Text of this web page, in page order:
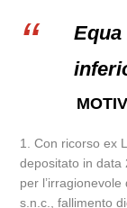
1. Con ricorso ex
depositato in data
per
s.n.c., fallimento